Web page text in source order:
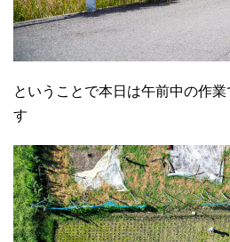
ということで本日は午前中の作
す